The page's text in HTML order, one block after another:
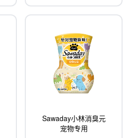
Sawaday小林消臭元
宠物专用